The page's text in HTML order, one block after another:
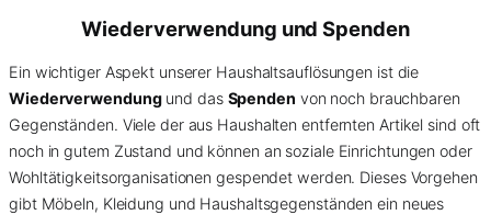
Wiederverwendung und Spenden
Ein wichtiger Aspekt unserer Haushaltsauflösungen ist die
Wiederverwendungund das Spenden von noch brauchbaren
Gegenständen. Viele der aus Haushalten entfernten Artikel sind oft
noch in gutem Zustand und können an soziale Einrichtungen oder
Wohltätigkeitsorganisationen gespendet werden. Dieses Vorgehen
gibt Möbeln, Kleidung und Haushaltsgegenständen ein neues